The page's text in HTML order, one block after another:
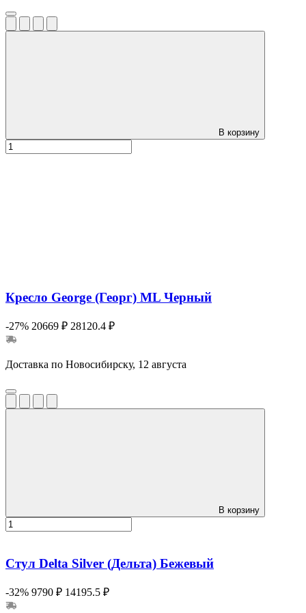
В корзину
Кресло George (Георг) ML Черный
-27% 20669 ₽ 28120.4 ₽
Доставка по Новосибирску, 12 августа
В корзину
Стул Delta Silver (Дельта) Бежевый
-32% 9790 ₽ 14195.5 ₽